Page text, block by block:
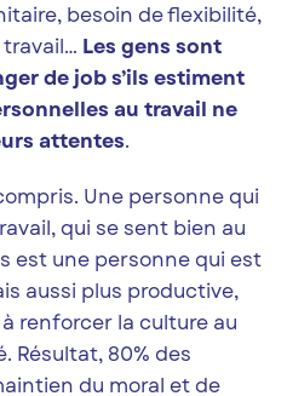
besoin de flexibilité,
Les gens sont
de job s’ils estiment
au travail ne
attentes.
Une personne qui
qui se sent bien au
est une personne qui est
aussi plus productive,
renforcer la culture au
Résultat, 80% des
du moral et de